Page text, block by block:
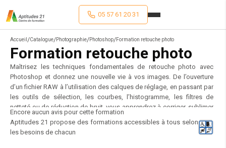
05 57 61 20 31
Accueil /Catalogue/Photographie/Photoshop/Formation retouche photo
Formation retouche photo
Maîtrisez les techniques fondamentales de retouche photo avec
Photoshop et donnez une nouvelle vie à vos images. De l’ouverture
d’un fichier RAW à l’utilisation des calques de réglage, en passant par
les outils de sélection, les courbes, l’histogramme, les filtres de
netteté ou de réduction de bruit, vous apprendrez à corriger, sublimer
et optimiser vos photos. Cette formation est idéale pour toute
personne souhaitant acquérir les bases solides de la retouche
Encore aucun avis pour cette formation
Aptitudes 21 propose des formations accessibles à tous selon
les besoins de chacun